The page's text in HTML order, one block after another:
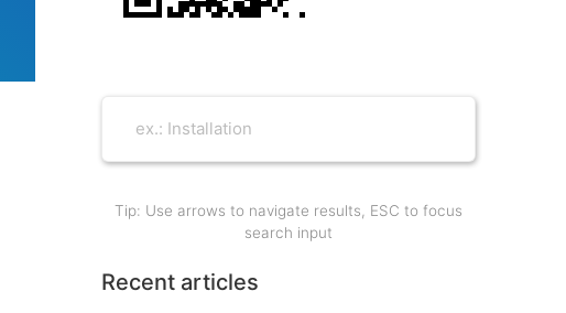
Tip: Use arrows to navigate results, ESC to focus
search input
Recent articles